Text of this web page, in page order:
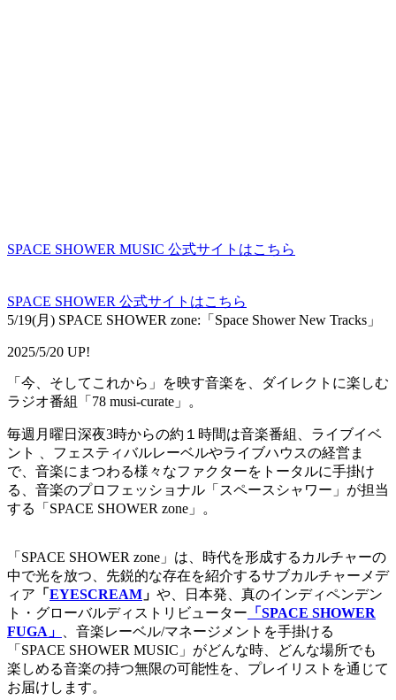
SPACE SHOWER MUSIC 公式サイトはこちら
SPACE SHOWER 公式サイトはこちら
5/19(月) SPACE SHOWER zone:「Space Shower New Tracks」
2025/5/20 UP!
「今、そしてこれから」を映す音楽を、ダイレクトに楽しむ
ラジオ番組「78 musi-curate」。
毎週月曜日深夜3時からの約１時間は音楽番組、ライブイベ
ント 、フェスティバルレーベルやライブハウスの経営ま
で、音楽にまつわる様々なファクターをトータルに手掛け
る、音楽のプロフェッショナル「スペースシャワー」が担当
する「SPACE SHOWER zone」。
「SPACE SHOWER zone」は、時代を形成するカルチャーの
中で光を放つ、先鋭的な存在を紹介するサブカルチャーメデ
ィア 「 EYESCREAM 」 や、日本発、真のインディペンデン
ト・グローバルディストリビューター 「SPACE SHOWER
FUGA」
、音楽レーベル/マネージメントを手掛ける
「SPACE SHOWER MUSIC」がどんな時、どんな場所でも
楽しめる音楽の持つ無限の可能性を、プレイリストを通じて
お届けします。